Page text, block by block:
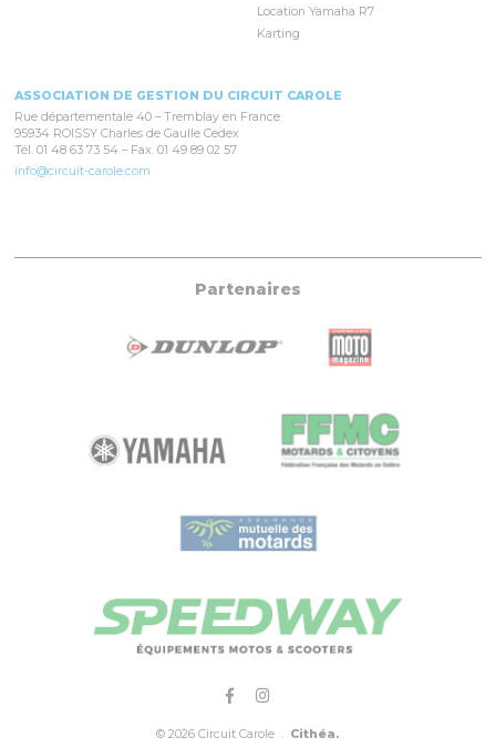
Location Yamaha R7
Karting
ASSOCIATION DE GESTION DU CIRCUIT CAROLE
Rue départementale 40 – Tremblay en France
95934 ROISSY Charles de Gaulle Cedex
Tél. 01 48 63 73 54 – Fax. 01 49 89 02 57
info@circuit-carole.com
Partenaires
© 2026 Circuit Carole . Cithéa.